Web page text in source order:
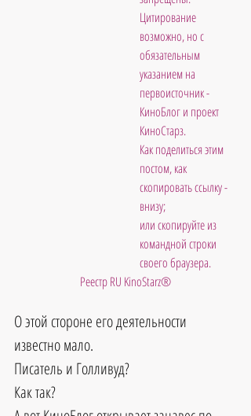
Цитирование
возможно, но с
обязательным
указанием на
первоисточник -
КиноБлог и проект
КиноСтарз.
Как поделиться этим
постом, как
скопировать ссылку -
внизу;
или скопируйте из
командной строки
своего браузера.
Реестр RU KinoStarz®
О этой стороне его деятельности
известно мало.
Писатель и Голливуд?
Как так?